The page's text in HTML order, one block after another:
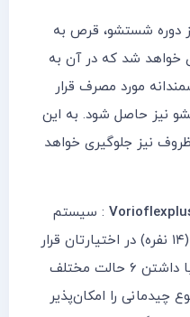
دوره شستشو، قرص به
خواهد شد که در آن به
مورد مصرف قرار
نیز حاصل شود. به این
نیز جلوگیری خواهد
: سیستم
جدید سبدها فضای بیشتری را (۱۴ نفره) در اختیارتان قرار
خواهد گذاشت. بعضی مدل‌ها با داشتن ۶ حالت مختلف
چیدمانی را امکان‌پذیر